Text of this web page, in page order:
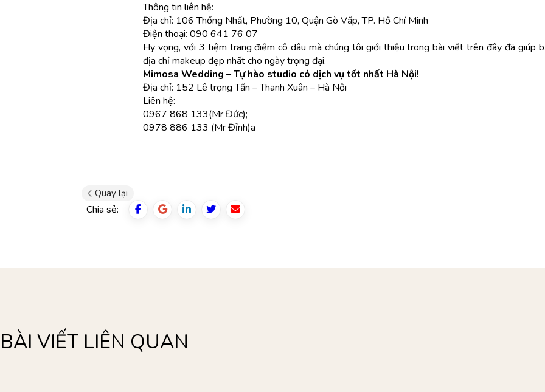
Thông tin liên hệ:
Địa chỉ: 106 Thống Nhất, Phường 10, Quận Gò Vấp, TP. Hồ Chí Minh
Điện thoại: 090 641 76 07
Hy vọng, với 3 tiệm trang điểm cô dâu mà chúng tôi giới thiệu trong bài viết trên đây đã giúp
địa chỉ makeup đẹp nhất cho ngày trọng đại.
Mimosa Wedding – Tự hào studio có dịch vụ tốt nhất Hà Nội!
Địa chỉ: 152 Lê trọng Tấn – Thanh Xuân – Hà Nội
Liên hệ:
0967 868 133(Mr Đức);
0978 886 133 (Mr Đỉnh)a
Quay lại
Chia sẻ:
BÀI VIẾT LIÊN QUAN